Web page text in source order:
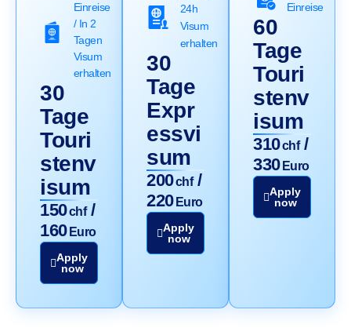
Einreise
/ In 2
Tagen
Visum
erhalten
30
Tage
Touri
stenv
isum
150chf/
160 Euro
Apply
now
24h
Visum
erhalten
30
Tage
Expr
essvi
sum
200chf/
220 Euro
Apply
now
Einreise
60
Tage
Touri
stenv
isum
310chf/
330 Euro
Apply
now